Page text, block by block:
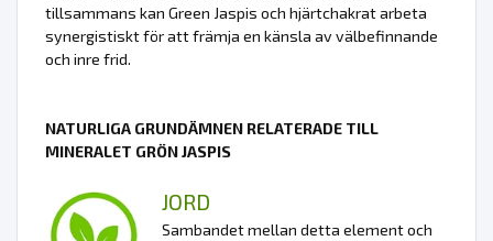
tillsammans kan Green Jaspis och hjärtchakrat arbeta
synergistiskt för att främja en känsla av välbefinnande
och inre frid.
NATURLIGA GRUNDÄMNEN RELATERADE TILL
MINERALET GRÖN JASPIS
JORD
Sambandet mellan detta element och